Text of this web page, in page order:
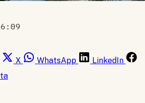
X WhatsApp
LinkedIn